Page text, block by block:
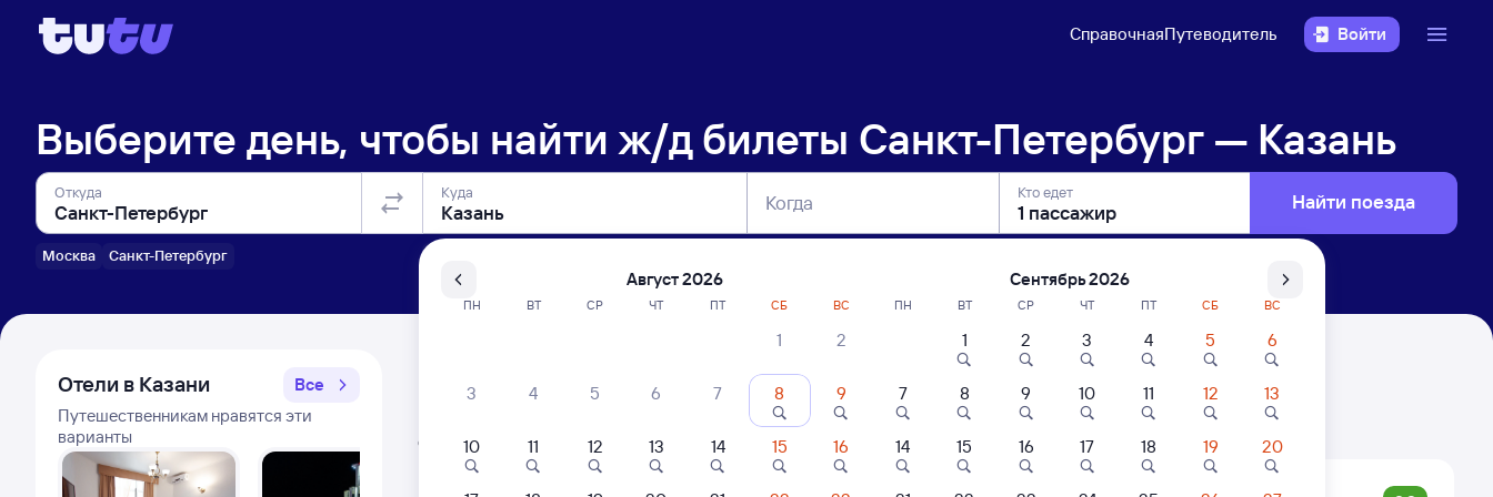
СправочнаяПутеводитель Войти
Выберите день, чтобы найти ж/д билеты Санкт-Петербург — Казань
Откуда
Москва Санкт-Петербург
Куда Когда Кто едет Найти поезда
Отели в Казани
Все
Путешественникам нравятся эти
варианты
Расписание поездов Санкт-Петербург — Казань
Расписание поездов Казань — Санкт-Петербург
Открыта продажа билетов на 5 ноября. Отправление и прибытие по местному времени. Цены за 1 пассажира
Фирменный
Август 2026
ПН ВТ СР ЧТ ПТ СБ ВС
1 2
3 4 5 6 7 8 9
10 11 12 13 14 15 16
Сентябрь 2026
ПН ВТ СР ЧТ ПТ СБ ВС
1 2 3 4 5 6
7 8 9 10 11 12 13
14 15 16 17 18 19 20